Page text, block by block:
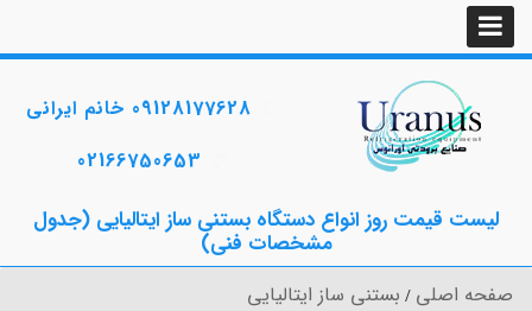
لیست قیمت روز انواع دستگاه بستنی ساز ایتالیایی (جدول
مشخصات فنی)
09128177628 خانم ایرانی
02166750653
صفحه اصلی بستنی ساز ایتالیایی